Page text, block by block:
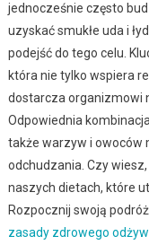
jednocześnie często
uzyskać smukłe uda i
podejść do tego celu.
która nie tylko wspiera
dostarcza organizmowi
Odpowiednia
także warzyw i owoców
odchudzania. Czy wiesz,
naszych dietach, które
Rozpocznij swoją
zasady zdrowego